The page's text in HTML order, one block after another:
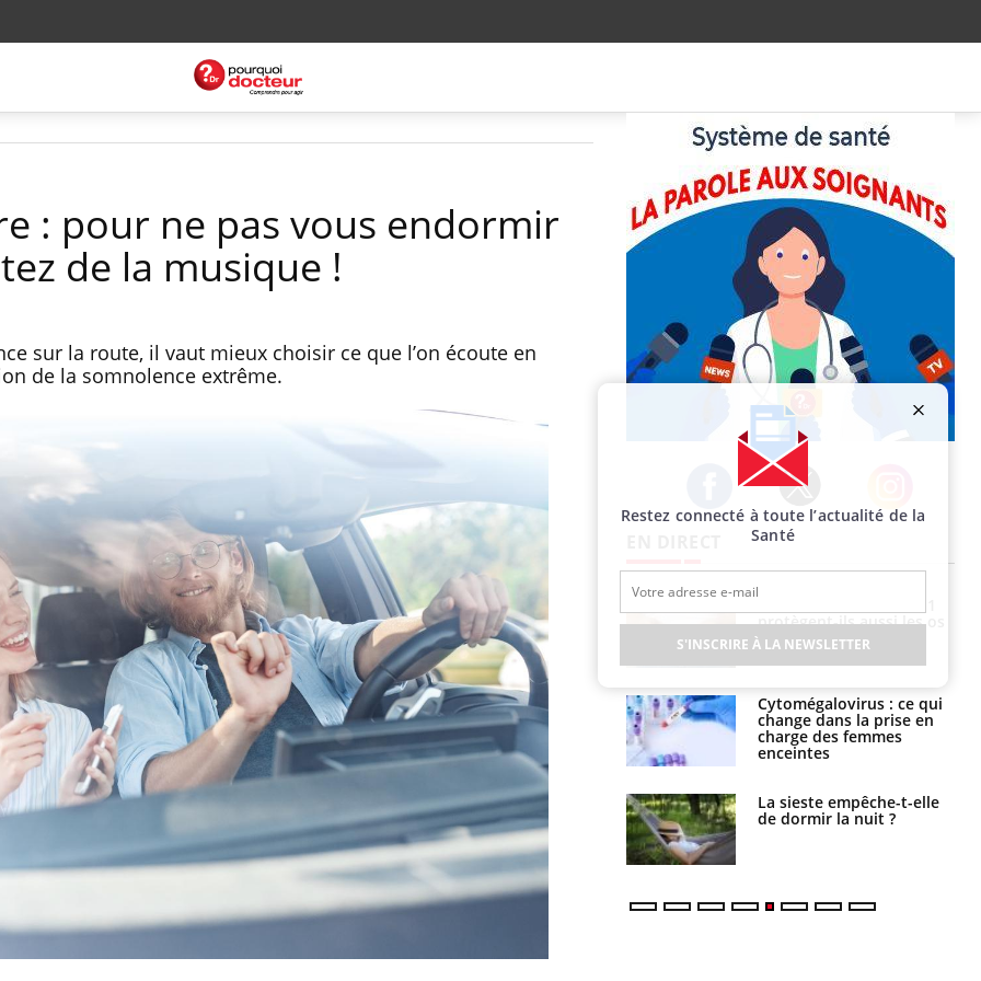
: pour ne pas vous endormir
de la musique !
sur la route, il vaut mieux choisir ce que l’on écoute en
de la somnolence extrême.
Facebook Twitter Instagram
Mortalité infantile : un
rapport s’interroge sur
son taux élevé en France
Grossesse à risque : ce jus
naturel attire l'attention
des chercheurs
Comment oublier les
Toujours connectés :
comment le travail
empiète de plus en plus
sur nos soirées
Cancer colorectal : une
stratégie simple aurait
changé la donne au Pays
basque
Chikungunya, dengue,
West Nile : que se passe-
t-il dans le sud de la
France ?
protègent-ils aussi les os
?
Cytomégalovirus : ce qui
change dans la prise en
charge des femmes
enceintes
La sieste empêche-t-elle
de dormir la nuit ?
Restez connecté à toute l’actualité de la
Santé
S'INSCRIRE À LA NEWSLETTER